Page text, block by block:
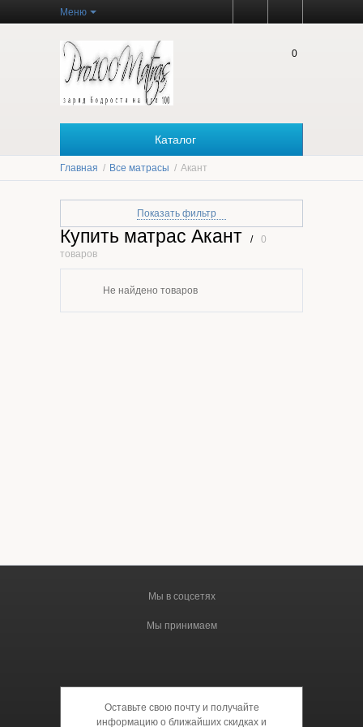
Меню
0
Каталог
Главная / Все матрасы / Акант
Показать фильтр
Цена
Купить матрас Акант /
0
товаров
Не найдено товаров
Мы в соцсетях
Мы принимаем
Оставьте свою почту и получайте
информацию о ближайших скидках и